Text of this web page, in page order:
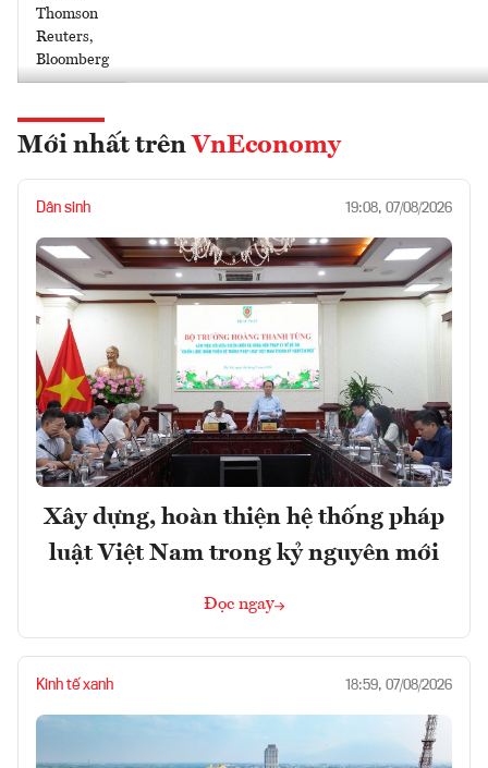
Thomson
Reuters,
Bloomberg
Mới nhất trên VnEconomy
Dân sinh 19:08, 07/08/2026
Xây dựng, hoàn thiện hệ thống pháp
luật Việt Nam trong kỷ nguyên mới
Đọc ngay
Kinh tế xanh 18:59, 07/08/2026